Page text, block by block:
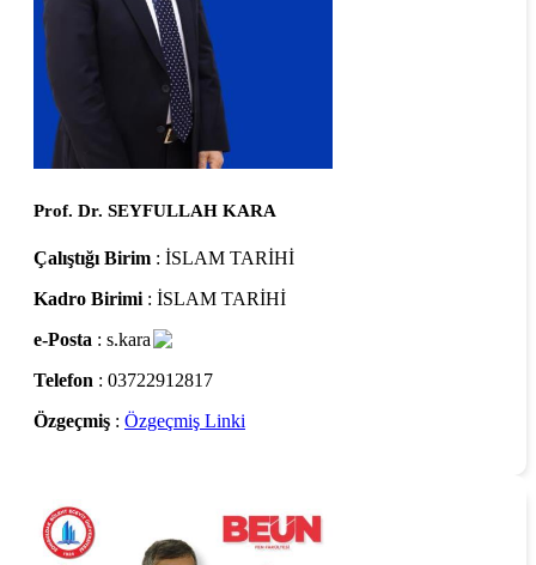
Prof. Dr. SEYFULLAH KARA
Çalıştığı Birim : İSLAM TARİHİ
Kadro Birimi : İSLAM TARİHİ
e-Posta : s.kara
Telefon : 03722912817
Özgeçmiş : Özgeçmiş Linki